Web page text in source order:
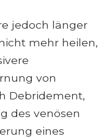
jedoch länger
mehr heilen,
von
Debridement,
des venösen
eines